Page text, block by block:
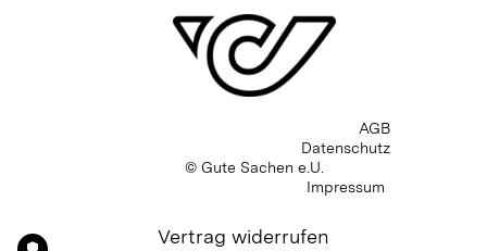
© Gute Sachen e.U.
AGB
Datenschutz
Impressum
Vertrag widerrufen